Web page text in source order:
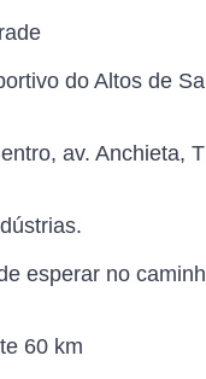
do Altos de
av. Anchieta,
esperar no
60 km